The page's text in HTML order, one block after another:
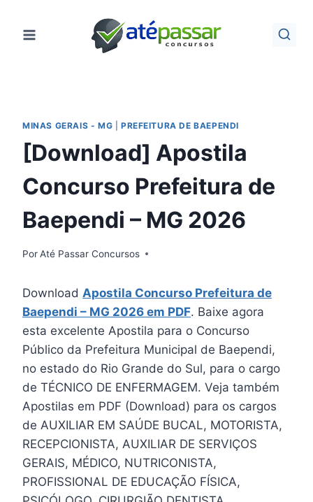
para
MINAS GERAIS - MG PREFEITURA DE BAEPENDI
[Download] Apostila
Concurso Prefeitura de
Baependi – MG 2026
PorAté Passar Concursos
Download Apostila Concurso Prefeitura de
Baependi – MG 2026 em PDF. Baixe agora
esta excelente Apostila para o Concurso
Público da Prefeitura Municipal de Baependi,
no estado do Rio Grande do Sul, para o cargo
de TÉCNICO DE ENFERMAGEM. Veja também
Apostilas em PDF (Download) para os cargos
de AUXILIAR EM SAÚDE BUCAL, MOTORISTA,
RECEPCIONISTA, AUXILIAR DE SERVIÇOS
GERAIS, MÉDICO, NUTRICONISTA,
PROFISSIONAL DE EDUCAÇÃO FÍSICA,